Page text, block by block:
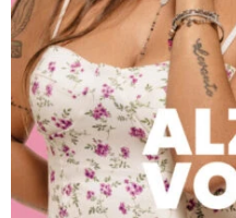
Gennaio 2026
Dicembre 2025
Novembre 2025
Ottobre 2025
Settembre 2025